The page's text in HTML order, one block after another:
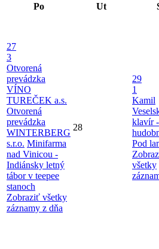
Po
Ut
27
3
Otvorená
prevádzka
VÍNO
TUREČEK a.s.
Otvorená
prevádzka
WINTERBERG
s.r.o. Minifarma
nad Vinicou -
Indiánsky letný
tábor v teepee
stanoch
Zobraziť všetky
záznamy z dňa
28
29
1
Kamil
klavír -
Pod
všetky